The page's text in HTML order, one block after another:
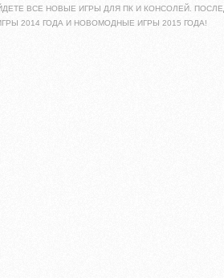
ВСЕ НОВЫЕ ИГРЫ ДЛЯ ПК И КОНСОЛЕЙ.
2014 ГОДА И НОВОМОДНЫЕ ИГРЫ 2015 ГОДА!